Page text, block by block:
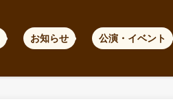
お知らせ 公演・イベント